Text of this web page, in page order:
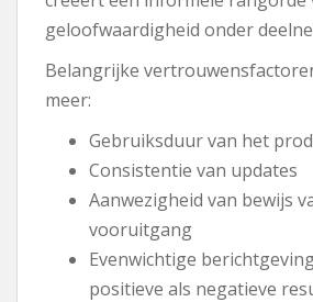
geloofwaardigheid onder
Belangrijke
meer:
Gebruiksduur van het
Consistentie van updates
Aanwezigheid van bewijs
vooruitgang
Evenwichtige
positieve als negatieve